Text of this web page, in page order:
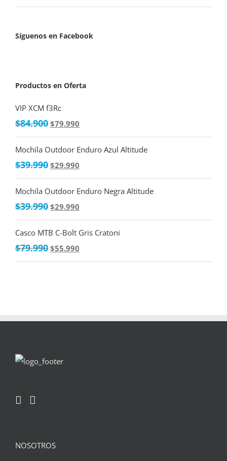
Síguenos en Facebook
Productos en Oferta
VIP XCM f3Rc
$84.900 $79.990
Mochila Outdoor Enduro Azul Altitude
$39.990 $29.990
Mochila Outdoor Enduro Negra Altitude
$39.990 $29.990
Casco MTB C-Bolt Gris Cratoni
$79.990 $55.990
NOSOTROS